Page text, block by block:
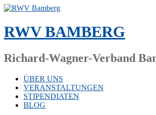
Zum
springen
RWV BAMBERG
Richard-Wagner-Verband
ÜBER UNS
VERANSTALTUNGEN
STIPENDIATEN
BLOG